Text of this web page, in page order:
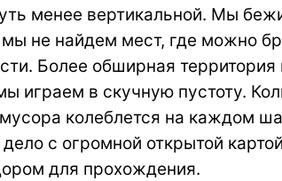
менее вертикальной. Мы
мы не найдем мест, где можно
Более обширная территория
играем в скучную пустоту.
колеблется на каждом
с огромной открытой
для прохождения.